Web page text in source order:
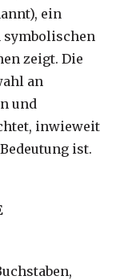
ein
zeigt. Die
an
und
inwieweit
ist.